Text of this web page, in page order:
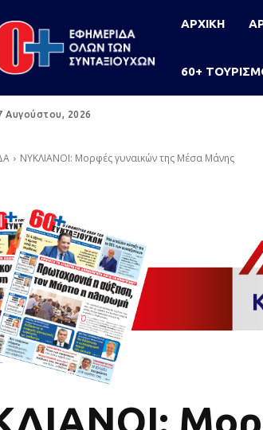
ΑΡΧΙΚΗ
60+
Αυγούστου, 2026
ΝΥΚΛΙΑΝΟΙ: Μορφές γυναικών της Μέσα Μάνης